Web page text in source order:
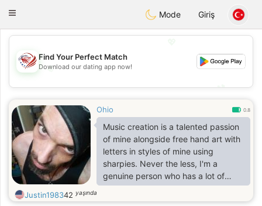
Dating
Toggle
Mode Giriş
💖
💕
Find Your Perfect Match
Download our dating app now!
Ohio 0.8
Music creation is a talented passion
of mine alongside free hand art with
letters in styles of mine using
sharpies. Never the less, I'm a
genuine person who has a lot of
amazing gifts with a lot more real to
offer than most can handle or are
Justin198342 yaşında